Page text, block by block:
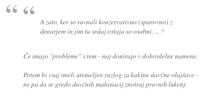
A zato, ker so ravnali konzervativno (sparovno) z
denarjem in jim ta sedaj ostaja so osabni, ... ?
Če imajo "probleme" s tem - naj donirajo v dobrodelne namene.
Potem bi vsaj imeli utemeljen razlog za kakšne davčne olajšave -
ne pa da se gredo davčnih mahinacij znotraj pravnih lukenj.